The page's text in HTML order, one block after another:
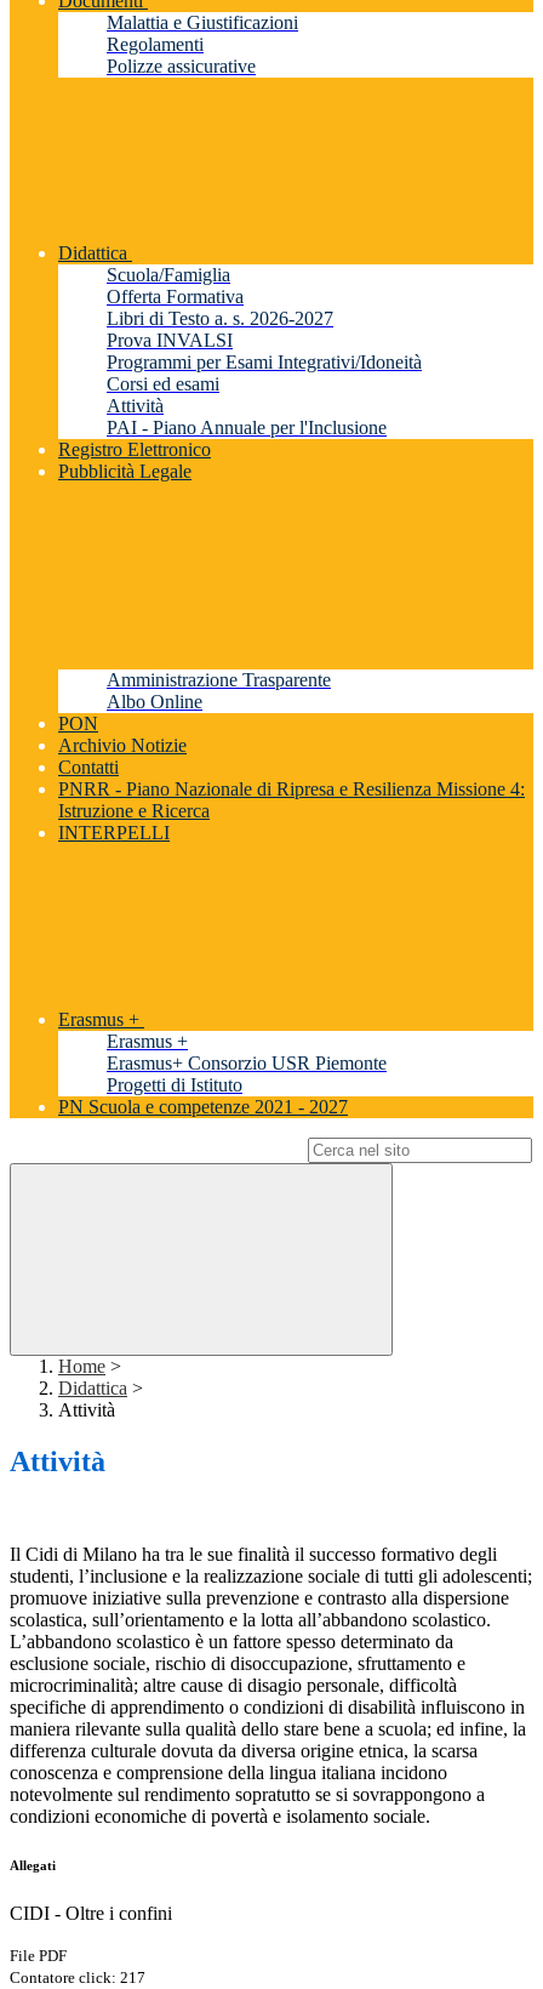
Malattia e Giustificazioni
Regolamenti
Polizze assicurative
Didattica
Scuola/Famiglia
Offerta Formativa
Libri di Testo a. s. 2026-2027
Prova INVALSI
Programmi per Esami Integrativi/Idoneità
Corsi ed esami
Attività
PAI - Piano Annuale per l'Inclusione
Registro Elettronico
Pubblicità Legale
Amministrazione Trasparente
Albo Online
PON
Archivio Notizie
Contatti
PNRR - Piano Nazionale di Ripresa e Resilienza Missione 4:
Istruzione e Ricerca
INTERPELLI
Erasmus +
Erasmus +
Erasmus+ Consorzio USR Piemonte
Progetti di Istituto
PN Scuola e competenze 2021 - 2027
Home >
Didattica >
Attività
Attività
Il Cidi di Milano ha tra le sue finalità il successo formativo degli
studenti, l’inclusione e la realizzazione sociale di tutti gli adolescenti;
promuove iniziative sulla prevenzione e contrasto alla dispersione
scolastica, sull’orientamento e la lotta all’abbandono scolastico.
L’abbandono scolastico è un fattore spesso determinato da
esclusione sociale, rischio di disoccupazione, sfruttamento e
microcriminalità; altre cause di disagio personale, difficoltà
specifiche di apprendimento o condizioni di disabilità influiscono in
maniera rilevante sulla qualità dello stare bene a scuola; ed infine, la
differenza culturale dovuta da diversa origine etnica, la scarsa
conoscenza e comprensione della lingua italiana incidono
notevolmente sul rendimento sopratutto se si sovrappongono a
condizioni economiche di povertà e isolamento sociale.
Allegati
CIDI - Oltre i confini
File PDF
Contatore click: 217